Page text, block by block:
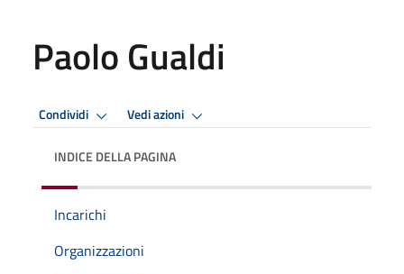
Paolo Gualdi
Condividi Vedi azioni
INDICE DELLA PAGINA
Incarichi
Organizzazioni